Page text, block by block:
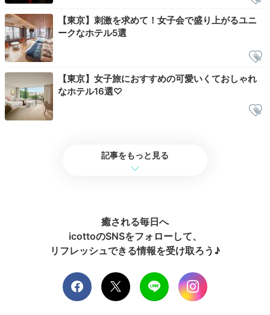
お部屋の窓側のカウンターでお酒を飲んだり、恋バナしてみたり、
Netflixを観たり。ゆっくり過ごしました。
2日目
07:30 ホテルから電車と徒歩で約21分
【東京】刺激を求めて！女子会で盛り上がるユニ
ークなホテル5選
【東京】女子旅におすすめの可愛いくておしゃれ
なホテル16選♡
記事をもっと見る
癒される毎日へ
icottoのSNSをフォローして、
リフレッシュできる情報を受け取ろう♪